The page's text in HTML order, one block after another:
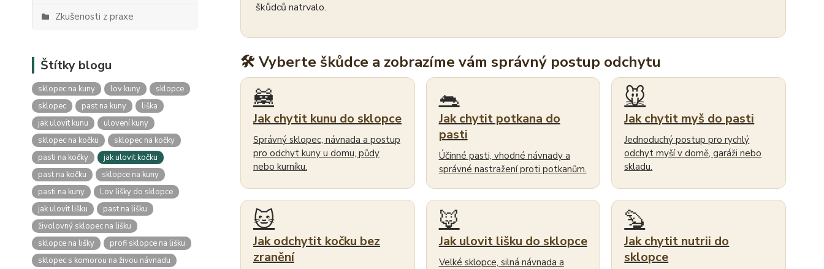
Zkušenosti z praxe
Štítky blogu
sklopec na kuny lov kuny
sklopce
sklopec
past na kuny
liška
jak ulovit kunu
ulovení kuny
sklopec na kočku
sklopec na kočky
pasti na kočky
jak ulovit kočku
past na kočku
sklopce na kuny
pasti na kuny
Lov lišky do sklopce
jak ulovit lišku
past na lišku
živolovný sklopec na lišku
sklopce na lišky
profi sklopce na lišku
sklopec s komorou na živou návnadu
škůdců natrvalo.
🛠 Vyberte škůdce a zobrazíme vám správný postup odchytu
🦝
Jak chytit kunu do sklopce
Správný sklopec, návnada a postup
pro odchyt kuny u domu, půdy
nebo kurníku.
🐀
Jak chytit potkana do
pasti
Účinné pasti, vhodné návnady a
správné nastražení proti potkanům.
🐭
Jak chytit myš do pasti
Jednoduchý postup pro rychlý
odchyt myší v domě, garáži nebo
skladu.
🐱
Jak odchytit kočku bez
zranění
🦊
Jak ulovit lišku do sklopce
Velké sklopce, silná návnada a
🦫
Jak chytit nutrii do
sklopce